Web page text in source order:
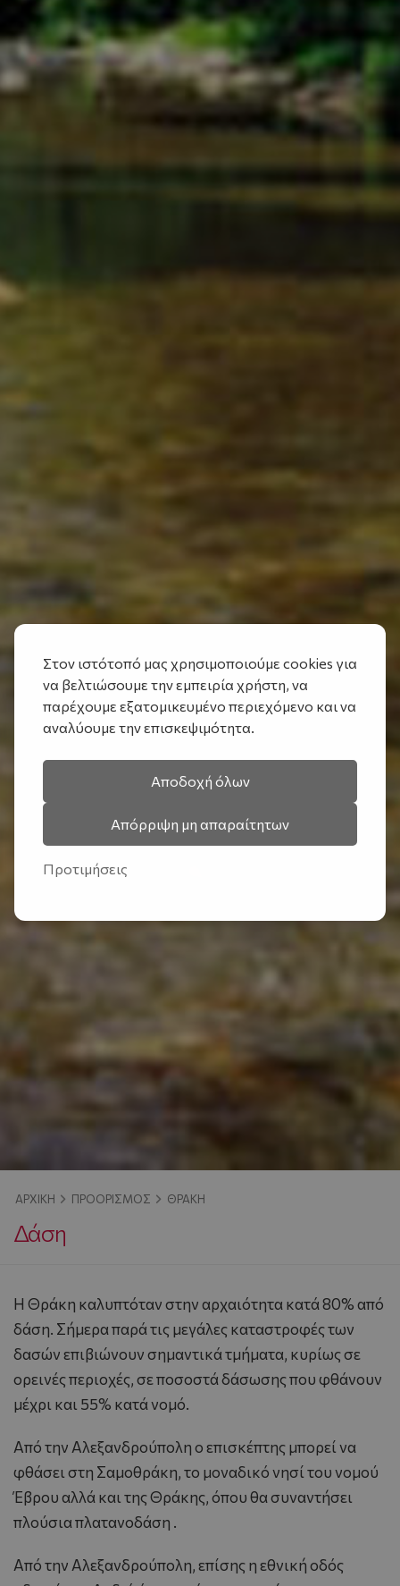
Στον ιστότοπό μας χρησιμοποιούμε cookies για
να βελτιώσουμε την εμπειρία χρήστη, να
παρέχουμε εξατομικευμένο περιεχόμενο και να
αναλύουμε την επισκεψιμότητα.
Αποδοχή όλων
Απόρριψη μη απαραίτητων
Προτιμήσεις
ΑΡΧΙΚΉ ΠΡΟΟΡΙΣΜΌΣ ΘΡΆΚΗ
Δάση
H Θράκη καλυπτόταν στην αρχαιότητα κατά 80% από
δάση. Σήμερα παρά τις μεγάλες καταστροφές των
δασών επιβιώνουν σημαντικά τμήματα, κυρίως σε
ορεινές περιοχές, σε ποσοστά δάσωσης που φθάνουν
μέχρι και 55% κατά νομό.
Aπό την Αλεξανδρούπολη ο επισκέπτης μπορεί να
φθάσει στη Σαμοθράκη, το μοναδικό νησί του νομού
Έβρου αλλά και της Θράκης, όπου θα συναντήσει
πλούσια πλατανοδάση .
Aπό την Αλεξανδρούπολη, επίσης η εθνική οδός